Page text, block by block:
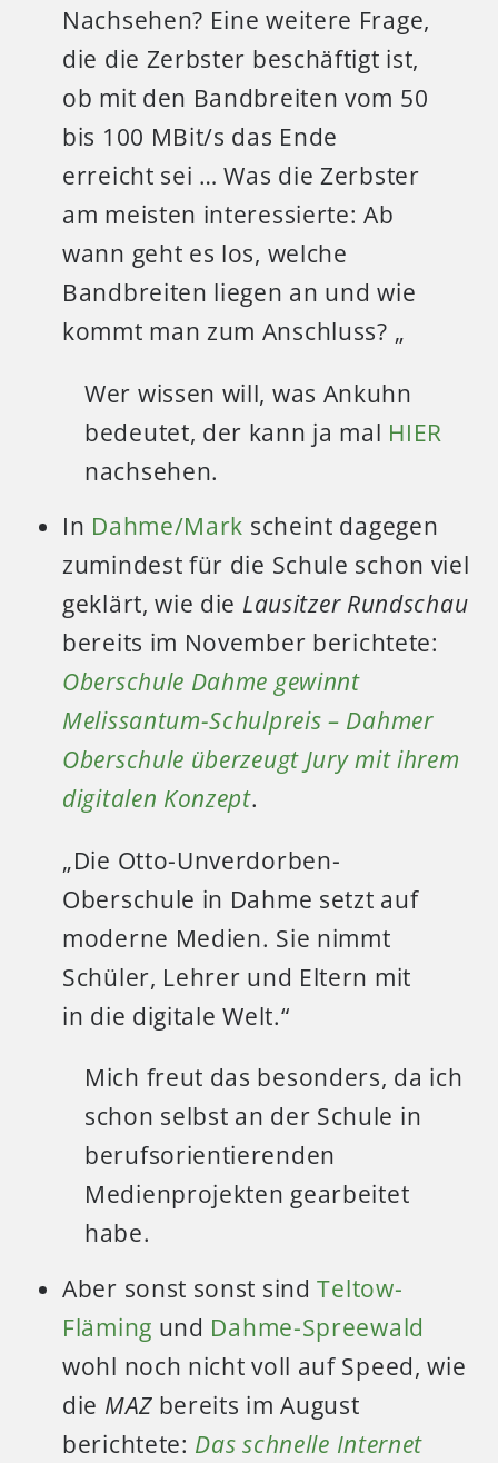
Nachsehen? Eine weitere Frage,
die die Zerbster beschäftigt ist,
ob mit den Bandbreiten vom 50
bis 100 MBit/s das Ende
erreicht sei … Was die Zerbster
am meisten interessierte: Ab
wann geht es los, welche
Bandbreiten liegen an und wie
kommt man zum Anschluss? „
Wer wissen will, was Ankuhn
bedeutet, der kann ja mal HIER
nachsehen.
In Dahme/Mark scheint dagegen
zumindest für die Schule schon viel
geklärt, wie die Lausitzer Rundschau
bereits im November berichtete:
Oberschule Dahme gewinnt
Melissantum-Schulpreis – Dahmer
Oberschule überzeugt Jury mit ihrem
digitalen Konzept.
„Die Otto-Unverdorben-
Oberschule in Dahme setzt auf
moderne Medien. Sie nimmt
Schüler, Lehrer und Eltern mit
in die digitale Welt.“
Mich freut das besonders, da ich
schon selbst an der Schule in
berufsorientierenden
Medienprojekten gearbeitet
habe.
Aber sonst sonst sindTeltow-
Fläming und Dahme-Spreewald
wohl noch nicht voll auf Speed, wie
die MAZbereits im August
berichtete: Das schnelle Internet